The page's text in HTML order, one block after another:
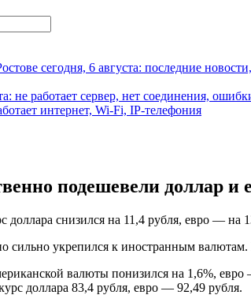
сегодня, 6 августа: последние
не работает сервер, нет соединения,
интернет, Wi-Fi, IP-телефония
подешевели доллар и
доллара снизился на 11,4 рубля, евро — на
сильно укрепился к иностранным
валюты понизился на 1,6%,
доллара 83,4 рубля, евро — 92,49 рубля.